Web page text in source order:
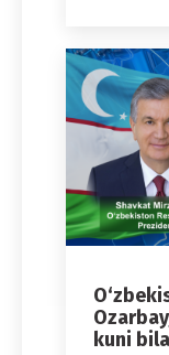
kuni